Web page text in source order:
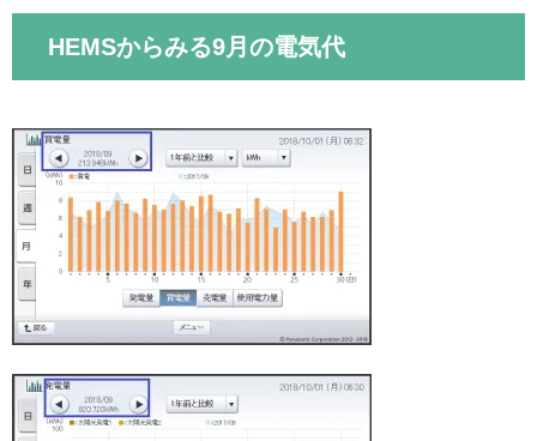
HEMSからみる9月の電気代